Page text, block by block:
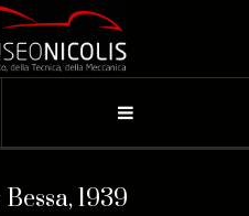
1939